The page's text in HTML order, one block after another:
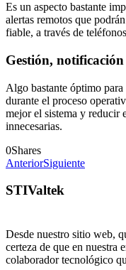
Es un aspecto bastante
alertas remotos que
fiable, a través de
Gestión,
Algo bastante óptimo para
durante el proceso
mejor el sistema y reducir
innecesarias.
0Shares
AnteriorSiguiente
STIValtek
Desde nuestro sitio web,
certeza de que en nuestra
colaborador tecnológico